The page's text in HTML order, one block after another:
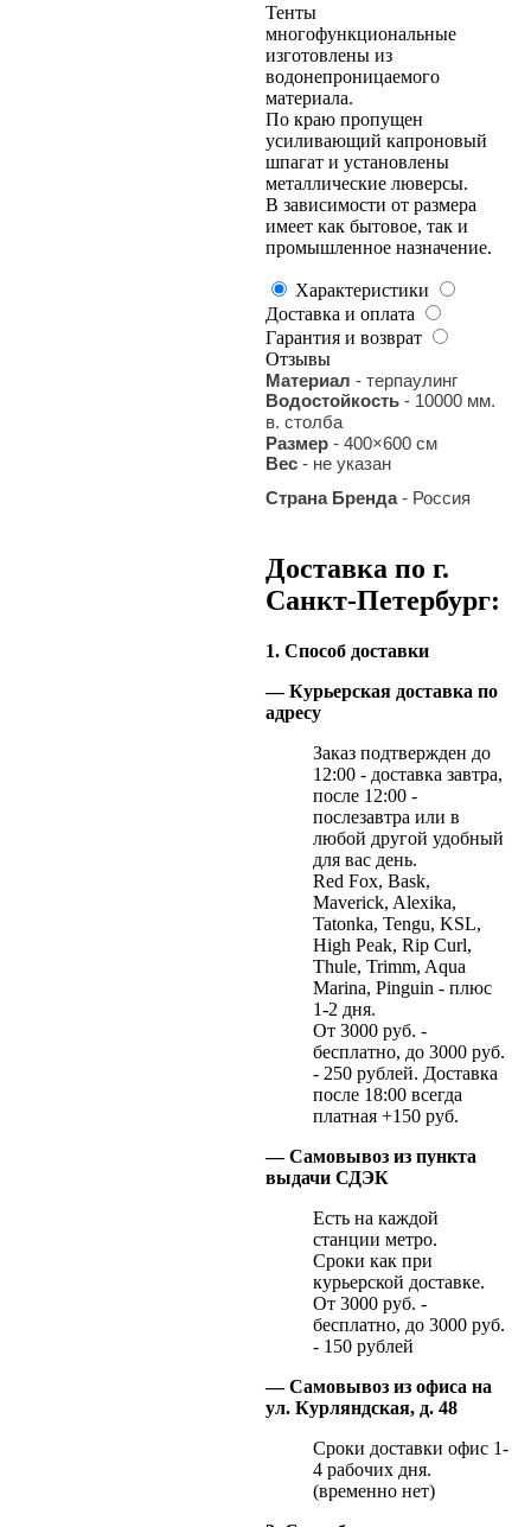
Тенты
многофункциональные
изготовлены из
водонепроницаемого
материала.
По краю пропущен
усиливающий капроновый
шпагат и установлены
металлические люверсы.
В зависимости от размера
имеет как бытовое, так и
промышленное назначение.
Характеристики
Доставка и оплата
Гарантия и возврат
Отзывы
Материал - терпаулинг
Водостойкость - 10000 мм.
в. столба
Размер - 400×600 см
Вес - не указан
Страна Бренда- Россия
Доставка по г.
Санкт-Петербург:
1. Способ доставки
— Курьерская доставка по
адресу
Заказ подтвержден до
12:00 - доставка завтра,
после 12:00 -
послезавтра или в
любой другой удобный
для вас день.
Red Fox, Bask,
Maverick, Alexika,
Tatonka, Tengu, KSL,
High Peak, Rip Curl,
Thule, Trimm, Aqua
Marina, Pinguin - плюс
1-2 дня.
От 3000 руб. -
бесплатно, до 3000 руб.
- 250 рублей. Доставка
после 18:00 всегда
платная +150 руб.
— Самовывоз из пункта
выдачи СДЭК
Есть на каждой
станции метро.
Сроки как при
курьерской доставке.
От 3000 руб. -
бесплатно, до 3000 руб.
- 150 рублей
— Самовывоз из офиса на
ул. Курляндская, д. 48
Сроки доставки офис 1-
4 рабочих дня.
(временно нет)